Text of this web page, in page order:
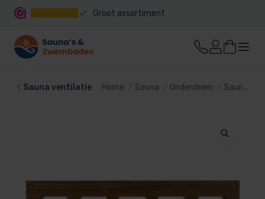
Groot assortiment
Sauna ventilatie Home Sauna Onderdelen Sauna ventilatie